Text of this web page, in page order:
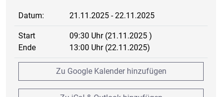
Datum: 21.11.2025 - 22.11.2025
Start
Ende
09:30 Uhr (21.11.2025 )
13:00 Uhr (22.11.2025)
Zu Google Kalender hinzufügen